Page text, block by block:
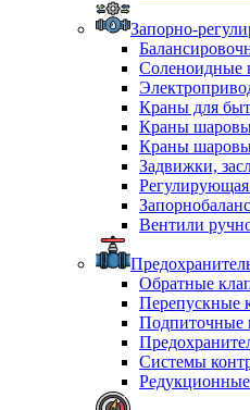
Запорно-
Соленоидные
Краны для
Краны
Краны
Задвижки,
Регулирующая
Вентили
Обратные
Перепускные
Подпиточные
Системы